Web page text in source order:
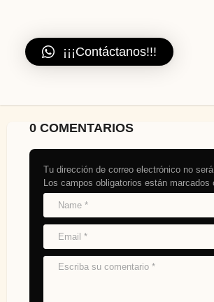
¡¡¡Contáctanos!!!
0 COMENTARIOS
Tu dirección de correo electrónico no
Los campos obligatorios están marcados